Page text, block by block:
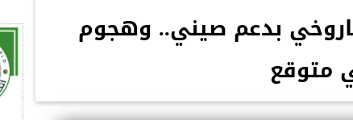
بدعم صيني.. وهجوم
متوقع